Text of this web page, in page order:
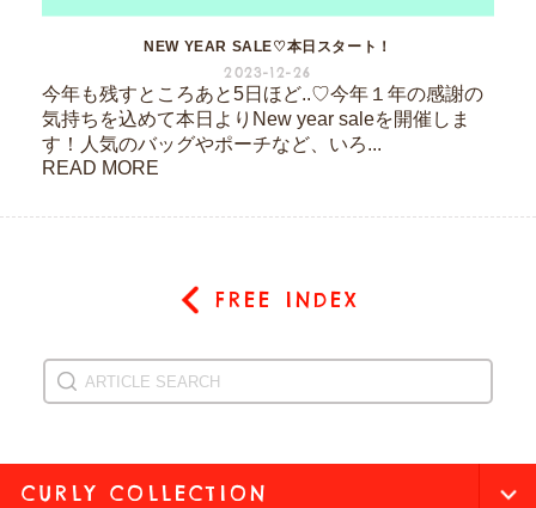
NEW YEAR SALE♡本日スタート！
2023-12-26
今年も残すところあと5日ほど..♡今年１年の感謝の
気持ちを込めて本日よりNew year saleを開催しま
す！人気のバッグやポーチなど、いろ...
READ MORE
FREE INDEX
CURLY COLLECTION